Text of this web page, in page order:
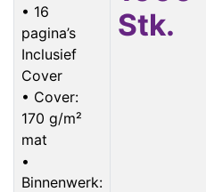
• 16
pagina’s
Inclusief
Cover
• Cover:
170 g/m²
mat
•
Binnenwerk:
Stk.